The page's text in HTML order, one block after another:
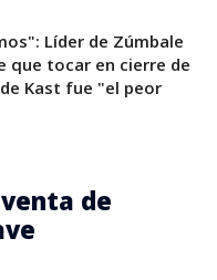
Líder de Zúmbale
que tocar en cierre de
Kast fue "el peor
de